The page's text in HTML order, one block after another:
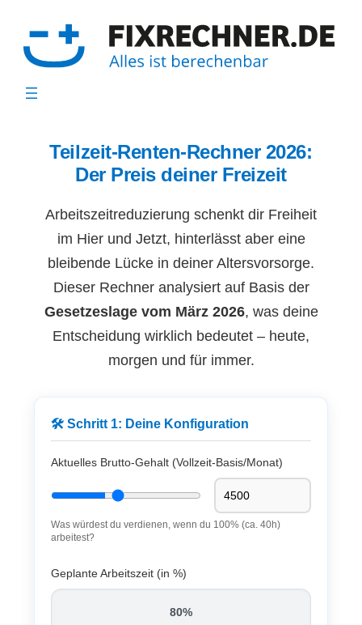
Inhalt
springen
Teilzeit-Renten-Rechner 2026:
Der Preis deiner Freizeit
Arbeitszeitreduzierung schenkt dir Freiheit
im Hier und Jetzt, hinterlässt aber eine
bleibende Lücke in deiner Altersvorsorge.
Dieser Rechner analysiert auf Basis der
Gesetzeslage vom März 2026, was deine
Entscheidung wirklich bedeutet – heute,
morgen und für immer.
🛠️ Schritt 1: Deine Konfiguration
Aktuelles Brutto-Gehalt (Vollzeit-Basis/Monat)
Was würdest du verdienen, wenn du 100% (ca. 40h)
arbeitest?
Geplante Arbeitszeit (in %)
80%